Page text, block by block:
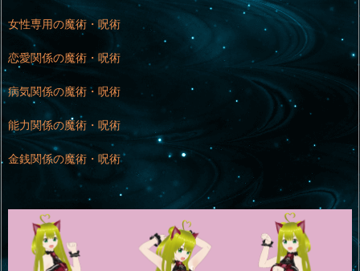
女性専用の魔術・呪術
恋愛関係の魔術・呪術
病気関係の魔術・呪術
能力関係の魔術・呪術
金銭関係の魔術・呪術